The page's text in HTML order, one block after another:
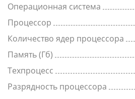
Операционная система
Процессор
Количество ядер процессора
Память (Гб)
Техпроцесс
Разрядность процессора